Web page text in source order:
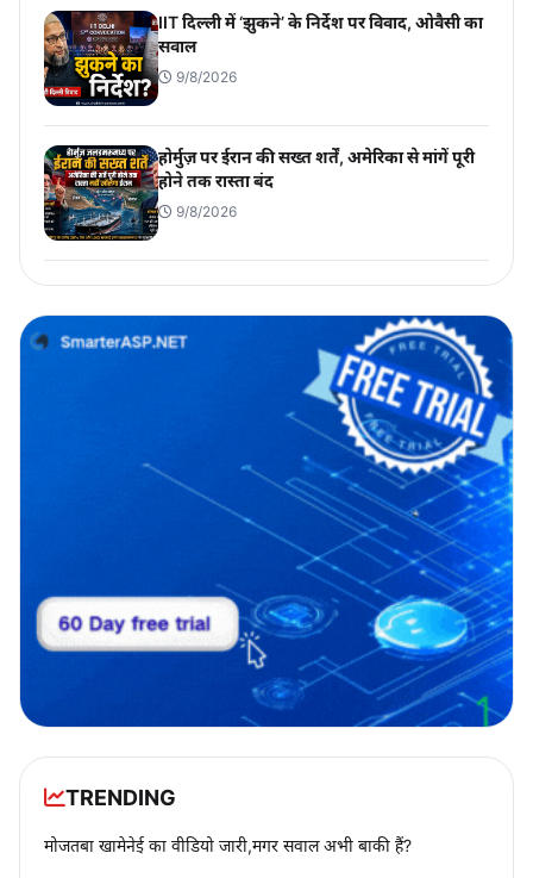
IIT दिल्ली में ‘झुकने’ के निर्देश पर विवाद, ओवैसी का
सवाल
9/8/2026
होर्मुज़ पर ईरान की सख्त शर्तें, अमेरिका से मांगें पूरी
होने तक रास्ता बंद
9/8/2026
TRENDING
मोजतबा खामेनेई का वीडियो जारी,मगर सवाल अभी बाकी हैं?